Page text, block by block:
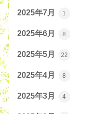
2025年7月 1
2025年6月 8
2025年5月 22
2025年4月 8
2025年3月 4